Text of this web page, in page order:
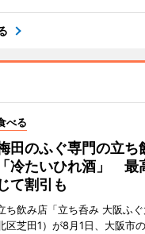
べる
田のふぐ専門の立ち
「冷たいひれ酒」 最
じて割引も
ち飲み店「立ち呑み 大阪ふ
区芝田1）が8月1日、大阪市